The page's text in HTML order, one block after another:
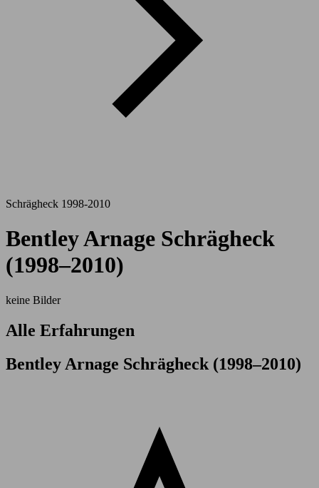
Schrägheck 1998-2010
Bentley Arnage Schrägheck
(1998–2010)
keine Bilder
Alle Erfahrungen
Bentley Arnage Schrägheck (1998–2010)